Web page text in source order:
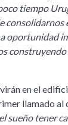
tiempo
consolidarnos
oportunidad
construyendo
en el
llamado al
sueño tener